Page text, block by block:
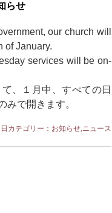
らせ
our church will
of January.
services will be on-
、１月中、すべての日
みで開きます。
カテゴリー： お知らせ,ニュース